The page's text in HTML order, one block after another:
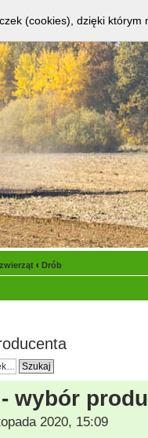
‹ Drób
wybór
2020, 15:09
(cookies), dzięki którym